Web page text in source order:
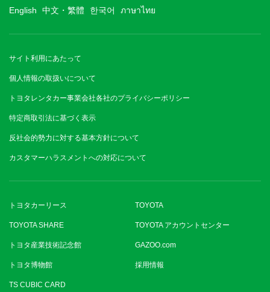
English
中文・繁體 한국어 ภาษาไทย
サイト利用にあたって
個人情報の取扱いについて
トヨタレンタカー事業会社各社のプライバシーポリシー
特定商取引法に基づく表示
反社会的勢力に対する基本方針について
カスタマーハラスメントへの対応について
トヨタカーリース TOYOTA
TOYOTA SHARE TOYOTA アカウントセンター
トヨタ産業技術記念館 GAZOO.com
トヨタ博物館 採用情報
TS CUBIC CARD